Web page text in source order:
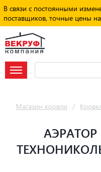
В связи с постоянными
поставщиков, точные цены
Магазин кровли /